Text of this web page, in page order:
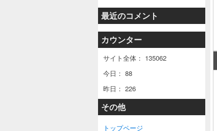
最近のコメント
カウンター
サイト全体： 135062
今日： 88
昨日： 226
その他
トップページ